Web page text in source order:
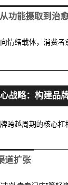
功能摄取到治
情绪载体，消费
战略：构建品
跨越周期的核心
道扩张